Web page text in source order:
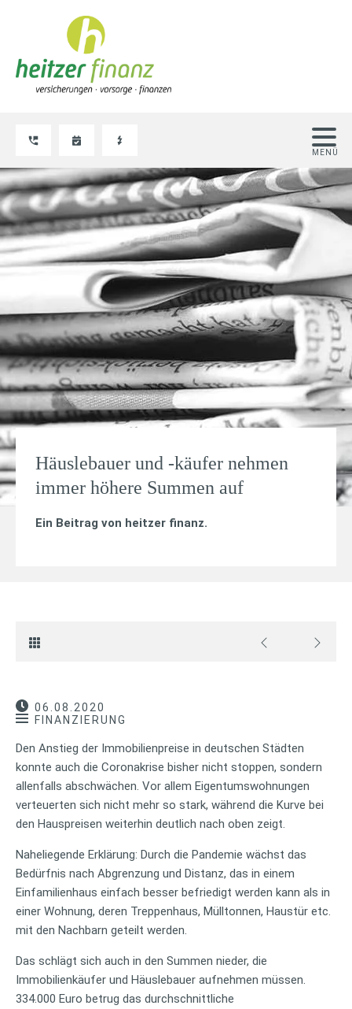
Häuslebauer und -käufer nehmen
immer höhere Summen auf
Ein Beitrag von heitzer finanz.
06.08.2020
FINANZIERUNG
Den Anstieg der Immobilienpreise in deutschen Städten
konnte auch die Coronakrise bisher nicht stoppen, sondern
allenfalls abschwächen. Vor allem Eigentumswohnungen
verteuerten sich nicht mehr so stark, während die Kurve bei
den Hauspreisen weiterhin deutlich nach oben zeigt.
Naheliegende Erklärung: Durch die Pandemie wächst das
Bedürfnis nach Abgrenzung und Distanz, das in einem
Einfamilienhaus einfach besser befriedigt werden kann als in
einer Wohnung, deren Treppenhaus, Mülltonnen, Haustür etc.
mit den Nachbarn geteilt werden.
Das schlägt sich auch in den Summen nieder, die
Immobilienkäufer und Häuslebauer aufnehmen müssen.
334.000 Euro betrug das durchschnittliche